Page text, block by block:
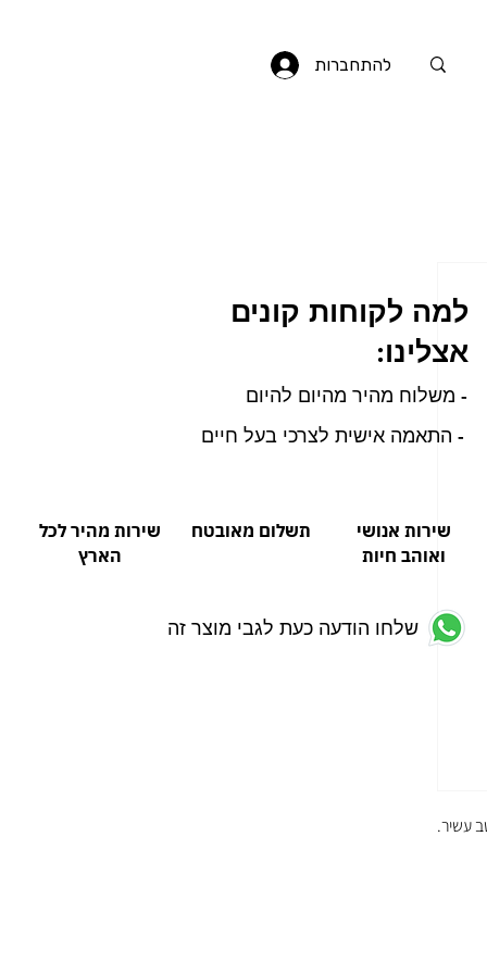
להתחברות
עשיר.
למה לקוחות קונים
אצלינו:
- משלוח מהיר מהיום להיום
- התאמה אישית לצרכי בעל חיים
שירות מהיר לכל
הארץ
שלחו הודעה כעת לגבי מוצר זה
תשלום מאובטח
שירות אנושי
ואוהב חיות